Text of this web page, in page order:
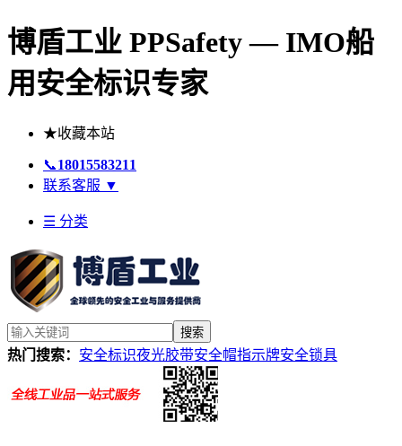
博盾工业 PPSafety — IMO船
用安全标识专家
★收藏本站
📞18015583211
联系客服 ▼
☰ 分类
搜索
热门搜索： 安全标识夜光胶带安全帽指示牌安全锁具